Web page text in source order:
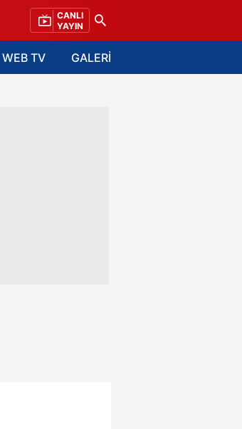
CANLI
YAYIN
WEB TV GALERİ